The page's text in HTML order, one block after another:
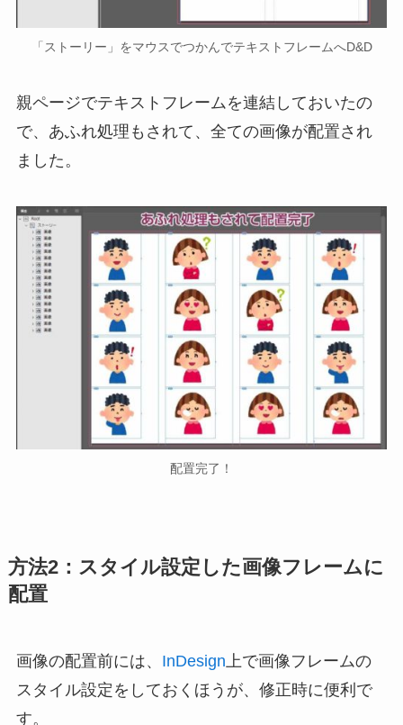
「ストーリー」をマウスでつかんでテキストフレームへD&D
親ページでテキストフレームを連結しておいたの
で、あふれ処理もされて、全ての画像が配置され
ました。
配置完了！
方法2：スタイル設定した画像フレームに
配置
画像の配置前には、 InDesign上で画像フレームの
スタイル設定をしておくほうが、修正時に便利で
す。